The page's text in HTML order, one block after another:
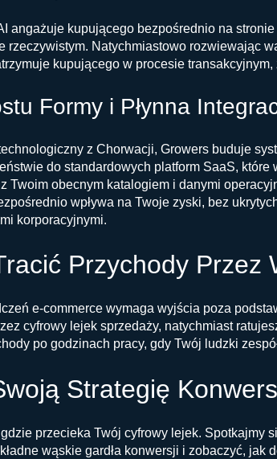
angażuje kupującego bezpośrednio na
rzeczywistym. Natychmiastowo rozwiewając
kupującego w procesie
Formy i Płynna
z Chorwacji, Growers buduje
do standardowych platform SaaS, które
Twoim obecnym katalogiem i danymi
wpływa na Twoje zyski, bez
korporacyjnymi.
Przychody Przez
e-commerce wymaga wyjścia poza
cyfrowy lejek sprzedaży, natychmiast
po godzinach pracy, gdy Twój ludzki
Strategię
przecieka Twój cyfrowy lejek. Spotkajmy
wąskie gardła konwersji i zobaczyć,